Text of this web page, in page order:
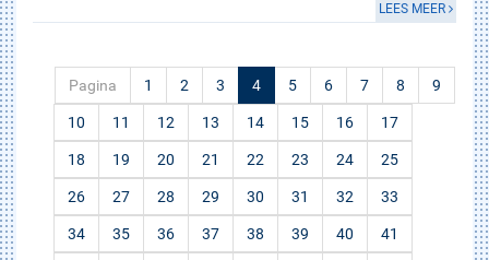
LEES MEER
Pagina 1 2 3 4 5 6 7 8 9
10 11 12 13 14 15 16 17
18 19 20 21 22 23 24 25
26 27 28 29 30 31 32 33
34 35 36 37 38 39 40 41